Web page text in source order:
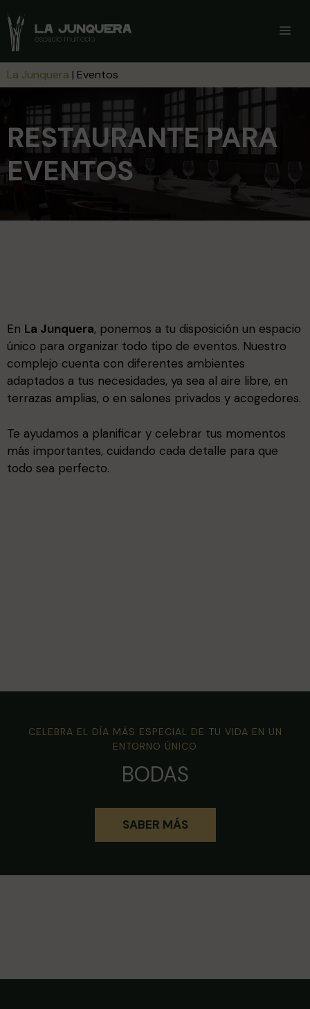
contenido
La Junquera | Eventos
RESTAURANTE PARA
EVENTOS
En La Junquera, ponemos a tu disposición un espacio
único para organizar todo tipo de eventos. Nuestro
complejo cuenta con diferentes ambientes
adaptados a tus necesidades, ya sea al aire libre, en
terrazas amplias, o en salones privados y acogedores.
Te ayudamos a planificar y celebrar tus momentos
más importantes, cuidando cada detalle para que
todo sea perfecto.
CELEBRA EL DÍA MÁS ESPECIAL DE TU VIDA EN UN
ENTORNO ÚNICO
BODAS
SABER MÁS